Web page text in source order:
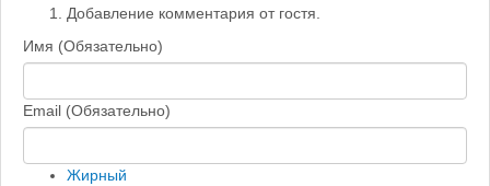
Добавление комментария от гостя.
Имя (Обязательно)
Email (Обязательно)
Жирный